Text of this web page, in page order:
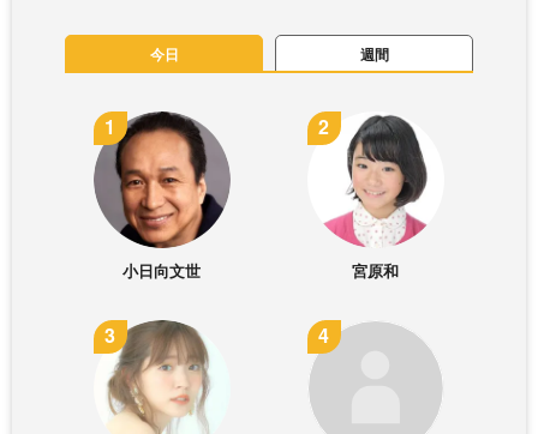
今日 週間
小日向文世 宮原和